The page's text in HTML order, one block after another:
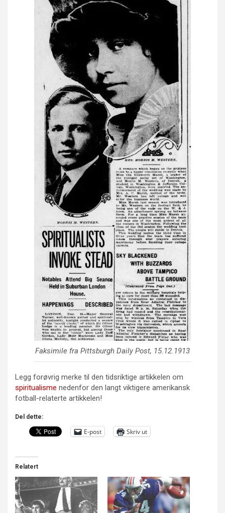
Faksimile fra Pittsburgh Daily Post, 15.12.1913
Legg forøvrig merke til den tidsriktige artikkelen om
spiritualisme nedenfor den langt viktigere amerikansk
fotball-relaterte artikkelen!
Del dette:
E-post Skriv ut
Relatert